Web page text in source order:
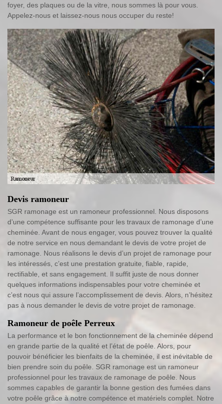
foyer, des plaques ou de la vitre, nous sommes là pour vous.
Appelez-nous et laissez-nous nous occuper du reste!
Devis ramoneur
SGR ramonage est un ramoneur professionnel. Nous disposons
d’une compétence suffisante pour les travaux de ramonage d’une
cheminée. Avant de nous engager, vous pouvez trouver la qualité
de notre service en nous demandant le devis de votre projet de
ramonage. Nous réalisons le devis d’un projet de ramonage pour
les intéressés, c’est une prestation gratuite, fiable, rapide,
rectifiable, et sans engagement. Il suffit juste de nous donner
quelques informations indispensables pour votre cheminée et
c’est nous qui assure l’accomplissement de devis. Alors, n’hésitez
pas à nous demander le devis de votre projet de ramonage.
Ramoneur de poêle Perreux
La performance et le bon fonctionnement de la cheminée dépend
en grande partie de la qualité et l’état de poêle. Alors, pour
pouvoir bénéficier les bienfaits de la cheminée, il est inévitable de
bien prendre soin du poêle. SGR ramonage est un ramoneur
professionnel pour les travaux de ramonage de poêle. Nous
sommes capables de garantir la bonne gestion des fumées dans
votre poêle grâce à notre compétence et matériels complet. Notre